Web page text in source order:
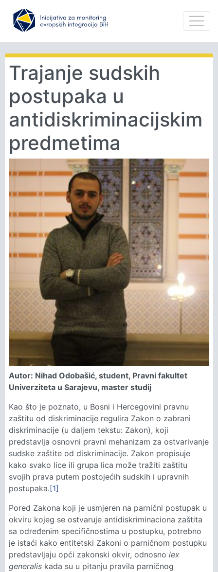
Trajanje sudskih
postupaka u
antidiskriminacijskim
predmetima
Autor: Nihad Odobašić, student, Pravni fakultet
Univerziteta u Sarajevu, master studij
Kao što je poznato, u Bosni i Hercegovini pravnu
zaštitu od diskriminacije regulira Zakon o zabrani
diskriminacije (u daljem tekstu: Zakon), koji
predstavlja osnovni pravni mehanizam za ostvarivanje
sudske zaštite od diskriminacije. Zakon propisuje
kako svako lice ili grupa lica može tražiti zaštitu
svojih prava putem postojećih sudskih i upravnih
postupaka. [1]
Pored Zakona koji je usmjeren na parnični postupak u
okviru kojeg se ostvaruje antidiskriminaciona zaštita
sa određenim specifičnostima u postupku, potrebno
je istaći kako entitetski Zakoni o parničnom postupku
predstavljaju opći zakonski okvir, odnosno lex
generalis kada su u pitanju pravila parničnog